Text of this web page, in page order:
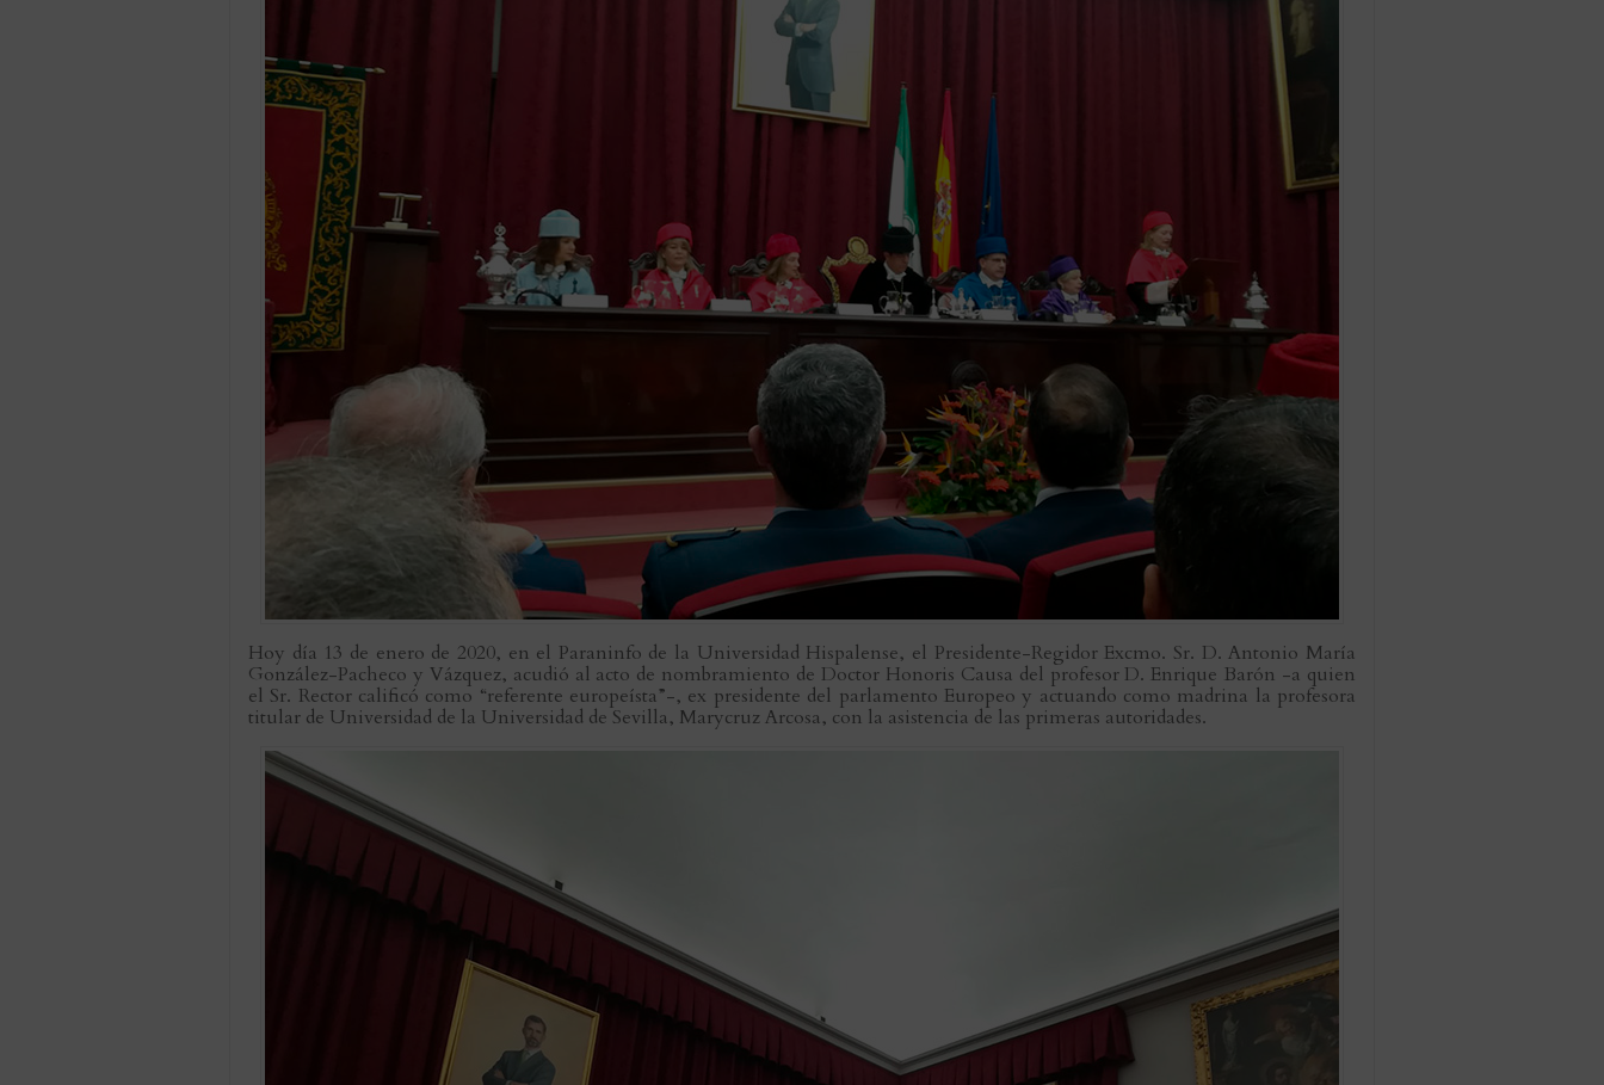
Hoy día 13 de enero de 2020, en el Paraninfo de la Universidad Hispalense, el Presidente-Regidor Excmo. Sr. D. Antonio María
González-Pacheco y Vázquez, acudió al acto de nombramiento de Doctor Honoris Causa del profesor D. Enrique Barón -a quien
el Sr. Rector calificó como “referente europeísta”-, ex presidente del parlamento Europeo y actuando como madrina la profesora
titular de Universidad de la Universidad de Sevilla, Marycruz Arcosa, con la asistencia de las primeras autoridades.